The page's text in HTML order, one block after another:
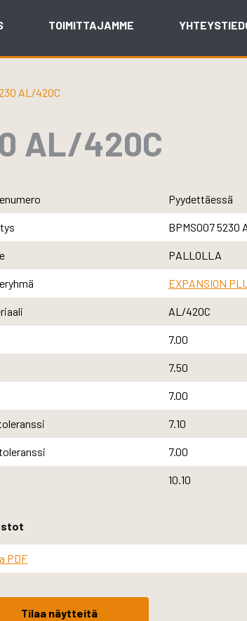
TOIMITTAJAMME
AL/420C
AL/420C
Pyydettäessä
BPMS007 5230
PALLOLLA
EXPANSION
AL/420C
7.00
7.50
7.00
7.10
7.00
10.10
PDF
Tilaa näytteitä